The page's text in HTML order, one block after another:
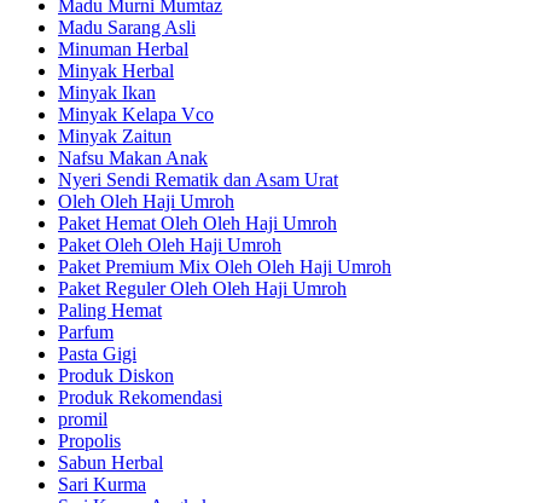
Madu Murni Mumtaz
Madu Sarang Asli
Minuman Herbal
Minyak Herbal
Minyak Ikan
Minyak Kelapa Vco
Minyak Zaitun
Nafsu Makan Anak
Nyeri Sendi Rematik dan Asam Urat
Oleh Oleh Haji Umroh
Paket Hemat Oleh Oleh Haji Umroh
Paket Oleh Oleh Haji Umroh
Paket Premium Mix Oleh Oleh Haji Umroh
Paket Reguler Oleh Oleh Haji Umroh
Paling Hemat
Parfum
Pasta Gigi
Produk Diskon
Produk Rekomendasi
promil
Propolis
Sabun Herbal
Sari Kurma